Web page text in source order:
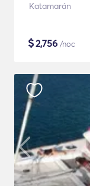
Katamarán
$2,756 /noc